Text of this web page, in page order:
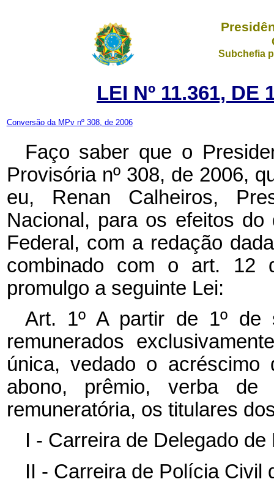
Subchefia
LEI Nº 11.361, DE
Conversão da MPv nº 308, de 2006
Faço saber que o
Provisória nº 308, de 2006,
eu, Renan Calheiros,
Nacional, para os efeitos
Federal, com a redação
combinado com o art. 12
promulgo a seguinte Lei:
Art. 1º A partir de 1º de
remunerados
única, vedado o acréscimo
abono, prêmio, verba de
remuneratória, os titulares
I - Carreira de Delegado
II - Carreira de Polícia Civil